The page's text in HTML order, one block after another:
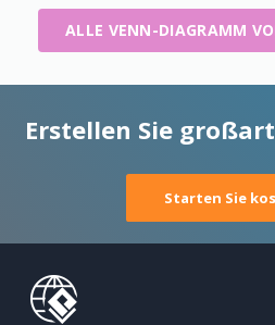
ALLE VENN-DIAGRAMM
Erstellen Sie
Starten Sie